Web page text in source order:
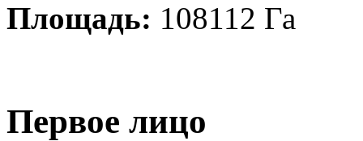
Площадь: 108112 Га
Первое лицо